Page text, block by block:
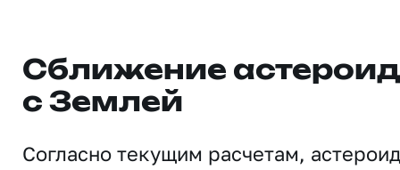
Сближение
с Землей
Согласно текущим расчетам, астероид